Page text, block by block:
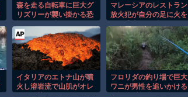
森を走る自転車に巨大グ
リズリーが襲い掛かる恐
マレーシアのレストラン
放火犯が自分の足に火を
イタリアのエトナ山が噴
火し溶岩流で山肌がオレ
フロリダの釣り場で巨大
ワニが男性を追いかける